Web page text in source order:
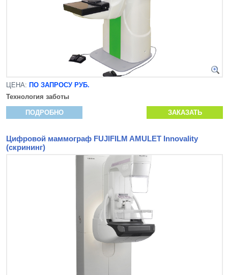
ЦЕНА: ПО ЗАПРОСУ РУБ.
Технология заботы
ПОДРОБНО ЗАКАЗАТЬ
Цифровой маммограф FUJIFILM AMULET Innovality
(скрининг)